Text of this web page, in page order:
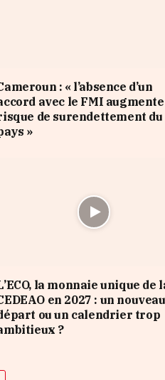
: « l’absence d’un
avec le FMI
de surendettement du
»
la monnaie unique de
en 2027 : un nouveau
ou un calendrier trop
?